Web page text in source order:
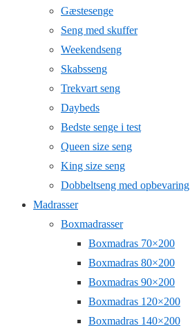
Gæstesenge
Seng med skuffer
Weekendseng
Skabsseng
Trekvart seng
Daybeds
Bedste senge i test
Queen size seng
King size seng
Dobbeltseng med opbevaring
Madrasser
Boxmadrasser
Boxmadras 70×200
Boxmadras 80×200
Boxmadras 90×200
Boxmadras 120×200
Boxmadras 140×200